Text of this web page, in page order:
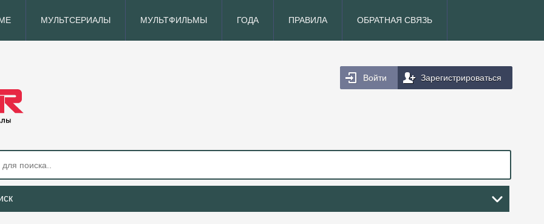
МУЛЬТСЕРИАЛЫ МУЛЬТФИЛЬМЫ ГОДА ПРАВИЛА ОБРАТНАЯ СВЯЗЬ
Войти Зарегистрироваться